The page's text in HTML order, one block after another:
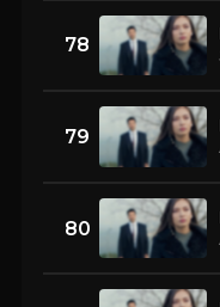
78
79
80